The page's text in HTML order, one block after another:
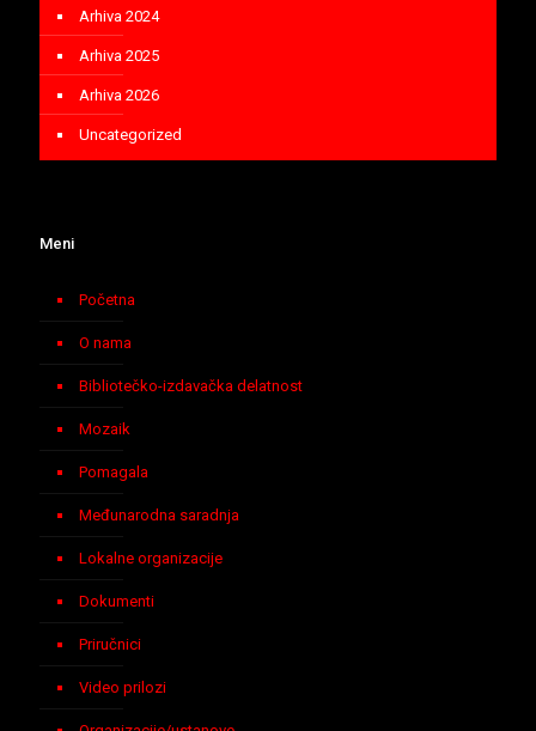
Arhiva 2024
Arhiva 2025
Arhiva 2026
Uncategorized
Meni
Početna
O nama
Bibliotečko-izdavačka delatnost
Mozaik
Pomagala
Međunarodna saradnja
Lokalne organizacije
Dokumenti
Priručnici
Video prilozi